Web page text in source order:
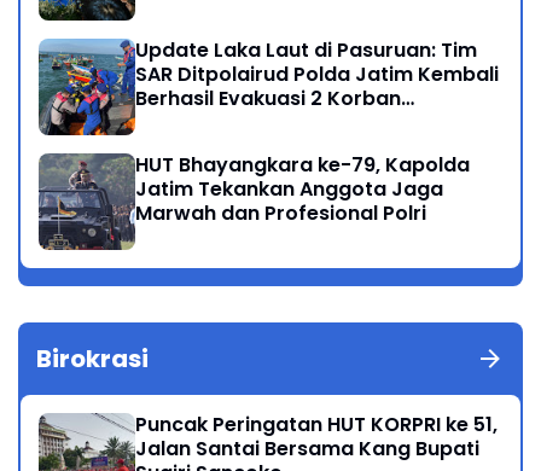
Update Laka Laut di Pasuruan: Tim
SAR Ditpolairud Polda Jatim Kembali
Berhasil Evakuasi 2 Korban
HUT Bhayangkara ke-79, Kapolda
Jatim Tekankan Anggota Jaga
Marwah dan Profesional Polri
Birokrasi
Puncak Peringatan HUT KORPRI ke 51,
Jalan Santai Bersama Kang Bupati